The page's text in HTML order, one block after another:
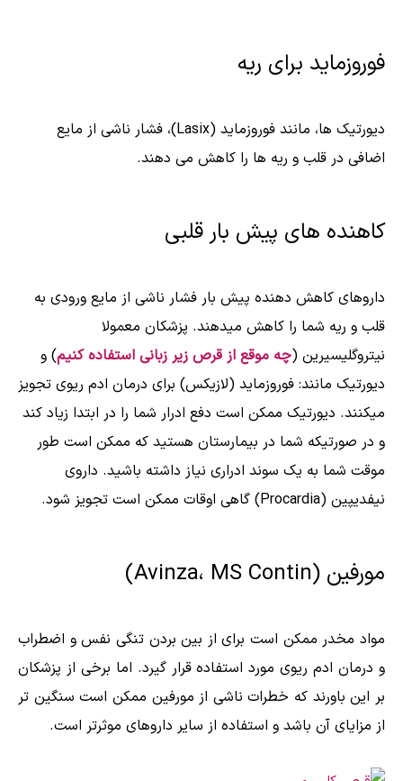
فوروزماید برای ریه
دیورتیک ها، مانند فوروزماید (Lasix)، فشار ناشی از مایع
اضافی در قلب و ریه ها را کاهش می دهند.
کاهنده های پیش بار قلبی
داروهای کاهش دهنده پیش بار فشار ناشی از مایع ورودی به
قلب و ریه شما را کاهش میدهند. پزشکان معمولا
نیتروگلیسیرین (چه موقع از قرص زیر زبانی استفاده کنیم) و
دیورتیک مانند: فوروزماید (لازیکس) برای درمان ادم ریوی تجویز
میکنند. دیورتیک ممکن است دفع ادرار شما را در ابتدا زیاد کند
و در صورتیکه شما در بیمارستان هستید که ممکن است طور
موقت شما به یک سوند ادراری نیاز داشته باشید. داروی
نیفدیپین (Procardia) گاهی اوقات ممکن است تجویز شود.
مورفین (Avinza، MS Contin)
مواد مخدر ممکن است برای از بین بردن تنگی نفس و اضطراب
و درمان ادم ریوی مورد استفاده قرار گیرد. اما برخی از پزشکان
بر این باورند که خطرات ناشی از مورفین ممکن است سنگین تر
از مزایای آن باشد و استفاده از سایر داروهای موثرتر است.